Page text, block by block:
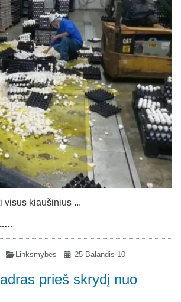
visus kiaušinius ...
Linksmybės
25 Balandis 10
prieš skrydį nuo